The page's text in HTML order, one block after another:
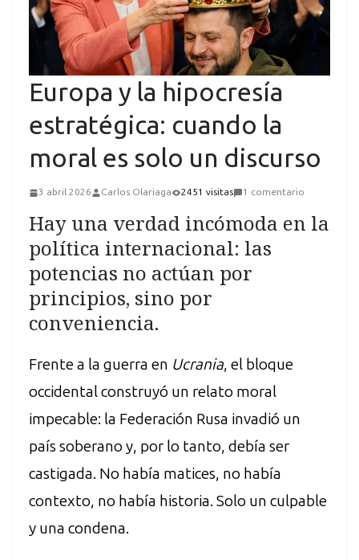
Europa y la hipocresía
estratégica: cuando la
moral es solo un discurso
3 abril 2026 Carlos Olariaga 2451 visitas 1 comentario
Hay una verdad incómoda en la
política internacional: las
potencias no actúan por
principios, sino por
conveniencia.
Frente a la guerra en Ucrania, el bloque
occidental construyó un relato moral
impecable: la Federación Rusa invadió un
país soberano y, por lo tanto, debía ser
castigada. No había matices, no había
contexto, no había historia. Solo un culpable
y una condena.